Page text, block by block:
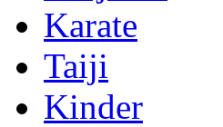
Karate
Taiji
Kinder